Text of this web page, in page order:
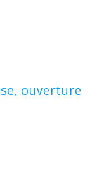
ouverture